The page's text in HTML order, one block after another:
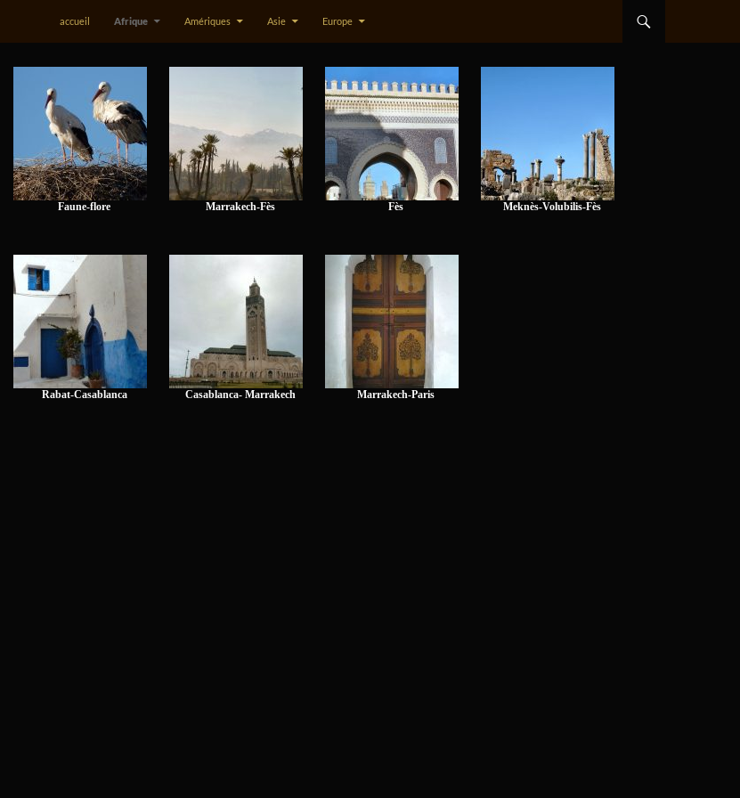
accueil
Afrique Amériques Asie Europe
Faune-flore Marrakech-Fès Fès Meknès-Volubilis-Fès
Rabat-Casablanca Casablanca- Marrakech Marrakech-Paris